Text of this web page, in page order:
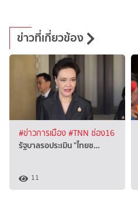
ข่าวที่เกี่ยวข้อง
#ข่าวการเมือง#TNN ช่อง16
รัฐบาลรอประเมิน "ไทยช…
11